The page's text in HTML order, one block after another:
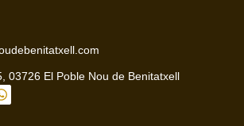
03726 El Poble Nou de Benitatxell